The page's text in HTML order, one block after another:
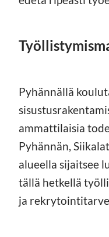
Pyhännällä
ammattilaisia
Pyhännän,
alueella sijaitsee
tällä hetkellä
ja rekrytointitarve